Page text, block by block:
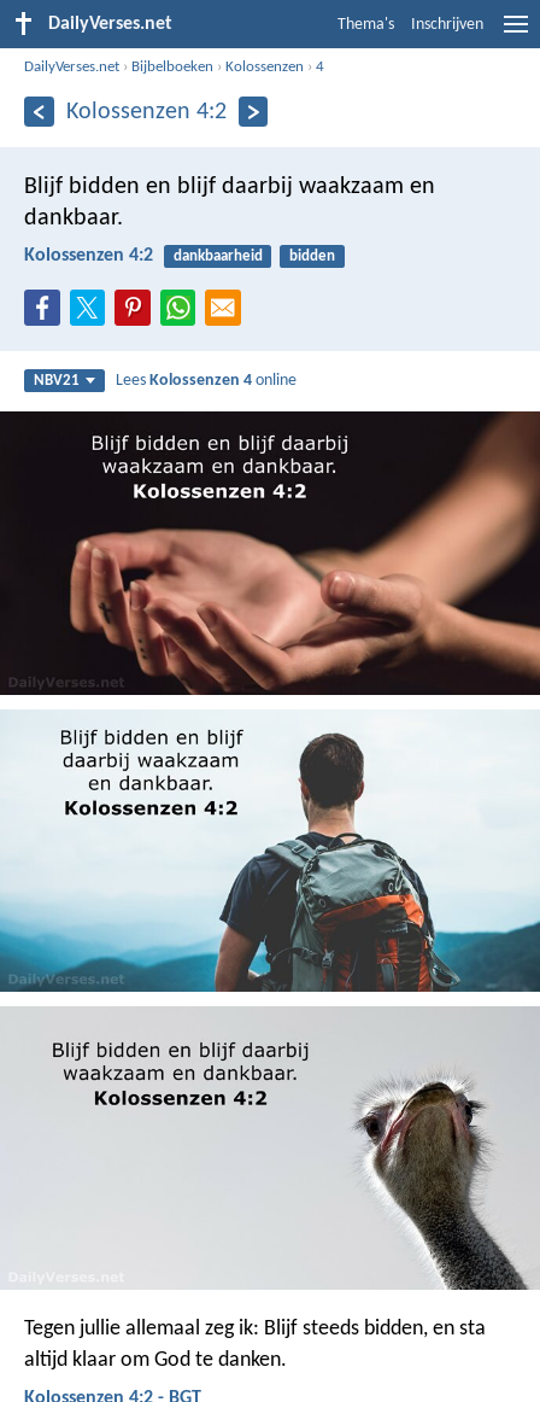
DailyVerses.net Thema's Inschrijven
DailyVerses.net › Bijbelboeken ›Kolossenzen ›4
Kolossenzen 4:2
Blijf bidden en blijf daarbij waakzaam en
dankbaar.
Kolossenzen 4:2 dankbaarheid bidden
NBV21 LeesKolossenzen 4 online
Tegen jullie allemaal zeg ik: Blijf steeds bidden, en sta
altijd klaar om God te danken.
Kolossenzen 4:2 - BGT